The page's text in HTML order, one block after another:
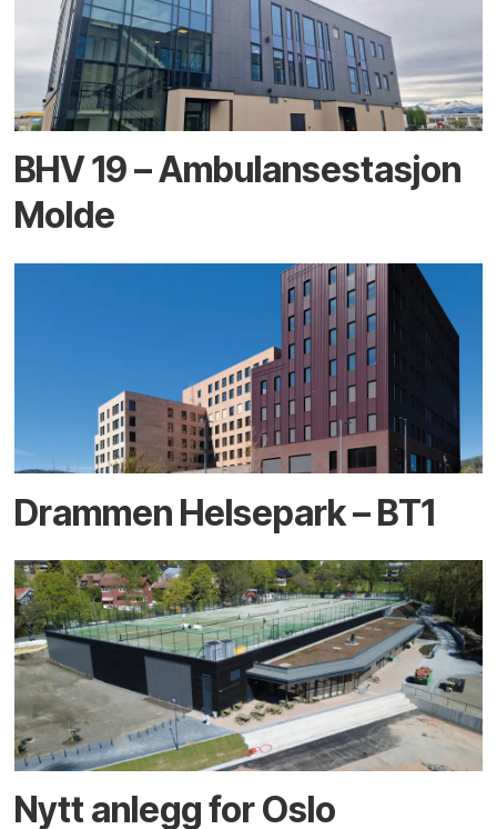
BHV 19 – Ambulansestasjon
Molde
Drammen Helsepark – BT1
Nytt anlegg for Oslo